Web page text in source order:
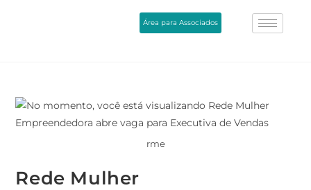
Área para Associados
rme
Rede Mulher